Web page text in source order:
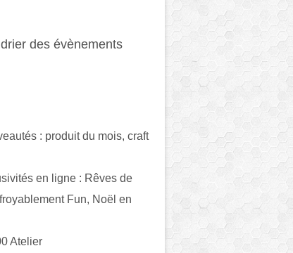
des évènements
: produit du mois, craft
en ligne : Rêves de
Fun, Noël en
Atelier